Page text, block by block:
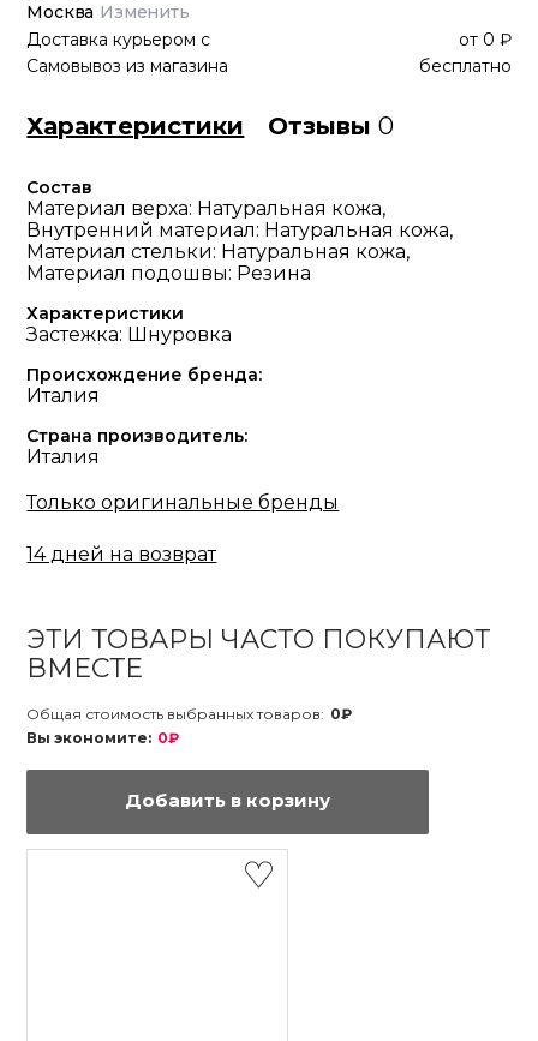
Москва Изменить
Доставка курьером с от 0 ₽
Самовывоз из магазина
бесплатно
Характеристики Отзывы0
Состав
Материал верха: Натуральная кожа,
Внутренний материал: Натуральная кожа,
Материал стельки: Натуральная кожа,
Материал подошвы: Резина
Характеристики
Застежка: Шнуровка
Происхождение бренда:
Италия
Страна производитель:
Италия
Только оригинальные бренды
14 дней на возврат
ЭТИ ТОВАРЫ ЧАСТО ПОКУПАЮТ
ВМЕСТЕ
Общая стоимость выбранных товаров: 0₽
Вы экономите: 0₽
Добавить в корзину